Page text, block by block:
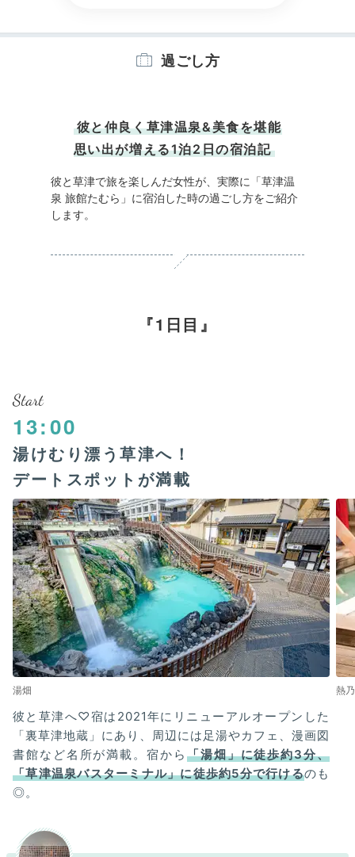
過ごし方
彼と仲良く草津温泉&美食を堪能
思い出が増える1泊2日の宿泊記
彼と草津で旅を楽しんだ女性が、実際に「草津温
泉 旅館たむら」に宿泊した時の過ごし方をご紹介
します。
1日目
Start
13:00
湯けむり漂う草津へ！
デートスポットが満載
湯畑 熱
彼と草津へ♡宿は2021年にリニューアルオープンした
「裏草津地蔵」にあり、周辺には足湯やカフェ、漫画図
書館など名所が満載。宿から 「湯畑」に徒歩約3分、
「草津温泉バスターミナル」に徒歩約5分で行けるのも
◎。